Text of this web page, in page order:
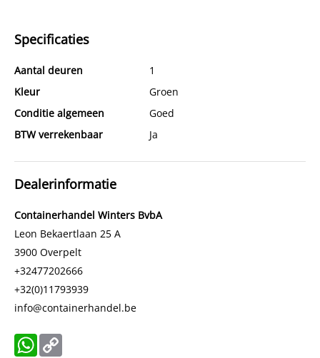
Specificaties
Aantal deuren
1
Kleur
Groen
Conditie algemeen
Goed
BTW verrekenbaar
Ja
Dealerinformatie
Containerhandel Winters BvbA
Leon Bekaertlaan 25 A
3900 Overpelt
+32477202666
+32(0)11793939
info@containerhandel.be
WhatsApp